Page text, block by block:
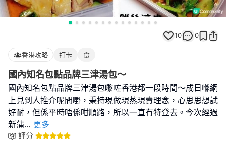
10 0
香港攻略 打卡 食
國內知名包點品牌三津湯包～
國內知名包點品牌三津湯包嚟咗香港都一段時間～成日喺網
上見到人推介呢間嘢，秉持現做現蒸現賣理念，心思思想試
好耐，但係平時唔係咁順路，所以一直冇特登去。今次經過
新蒲... 更多
評分